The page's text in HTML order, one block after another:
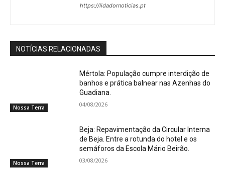
https://lidadornoticias.pt
NOTÍCIAS RELACIONADAS
Nossa Terra
Mértola: População cumpre interdição de
banhos e prática balnear nas Azenhas do
Guadiana.
04/08/2026
Nossa Terra
Beja: Repavimentação da Circular Interna
de Beja. Entre a rotunda do hotel e os
semáforos da Escola Mário Beirão.
03/08/2026